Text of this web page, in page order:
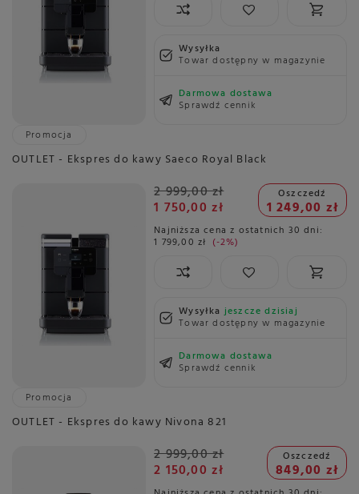
Wysyłka
Towar dostępny w magazynie
Darmowa dostawa
Sprawdź cennik
Promocja
OUTLET - Ekspres do kawy Saeco Royal Black
2 999,00 zł
1 750,00 zł
Oszczedź
1 249,00 zł
Najniższa cena z ostatnich 30 dni:
1 799,00 zł -2%
Wysyłkajeszcze dzisiaj
Towar dostępny w magazynie
Darmowa dostawa
Sprawdź cennik
Promocja
OUTLET - Ekspres do kawy Nivona 821
2 999,00 zł
2 150,00 zł
Oszczedź
849,00 zł